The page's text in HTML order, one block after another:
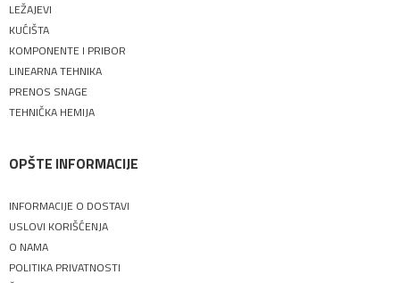
LEŽAJEVI
KUĆIŠTA
KOMPONENTE I PRIBOR
LINEARNA TEHNIKA
PRENOS SNAGE
TEHNIČKA HEMIJA
OPŠTE INFORMACIJE
INFORMACIJE O DOSTAVI
USLOVI KORIŠĆENJA
O NAMA
POLITIKA PRIVATNOSTI